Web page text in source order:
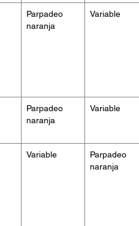
Parpadeo
naranja
Variable
Parpadeo
naranja
Variable
Variable
Parpadeo
naranja